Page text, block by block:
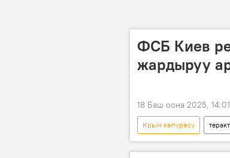
ФСБ Киев
жардыруу
18 Баш оона 2025, 14:01
Крым көпүрөсү теракт
Россиянын Донбассты